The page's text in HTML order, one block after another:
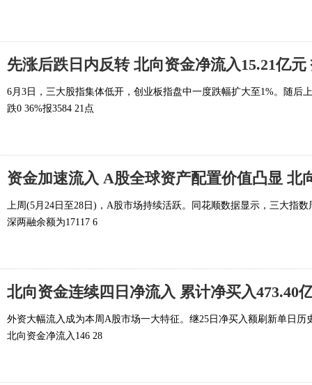
先涨后跌日内反转 北向资金净流入15.21亿
6月3日，三大股指集体低开，创业板指盘中一度跌幅扩大至1%。随后
跌0 36%报3584 21点
资金加速流入 A股全球资产配置价值凸显 北
上周(5月24日至28日)，A股市场持续活跃。同花顺数据显示，三大指
深两融余额为17117 6
北向资金连续四日净流入 累计净买入473.40
外资大幅流入成为本周A股市场一大特征。继25日净买入额刷新单日历
北向资金净流入146 28